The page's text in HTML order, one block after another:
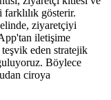
gösterir.
ziyaretçiyi
iletişime
eden stratejik
Böylece
ciroya